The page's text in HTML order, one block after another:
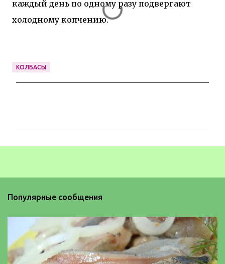
каждый день по одному разу подвергают
холодному копчению.
КОЛБАСЫ
а
и
Популярные сообщения